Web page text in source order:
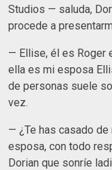
Studios — saluda,
procede a
— Ellise, él es Roger
ella es mi esposa
de personas suele
vez.
— ¿Te has casado
esposa, con todo
Dorian que sonríe